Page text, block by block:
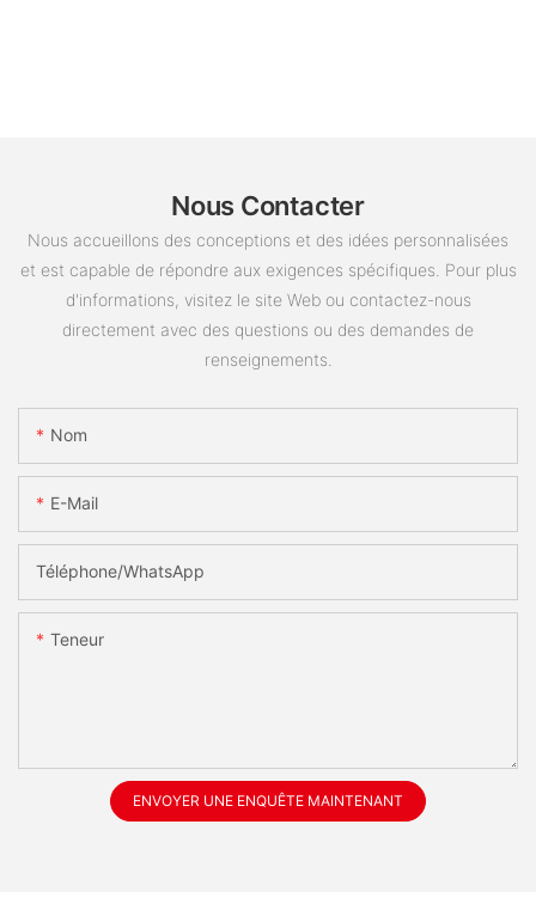
Nous Contacter
Nous accueillons des conceptions et des idées personnalisées
et est capable de répondre aux exigences spécifiques. Pour plus
d'informations, visitez le site Web ou contactez-nous
directement avec des questions ou des demandes de
renseignements.
Nom
E-Mail
Téléphone/WhatsApp
Teneur
ENVOYER UNE ENQUÊTE MAINTENANT